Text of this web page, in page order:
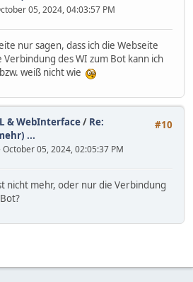
05, 2024, 04:03:57 PM
nur sagen, dass ich die Webseite
des WI zum Bot kann ich
weiß nicht wie
#10
& WebInterface/ Re:
...
October 05, 2024, 02:05:37 PM
nicht mehr, oder nur die Verbindung